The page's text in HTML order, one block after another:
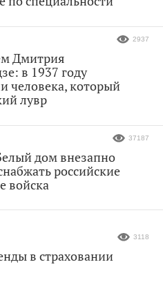
Дмитрия
в 1937 году
человека, который
лувр
2937
дом внезапно
российские
войска
37187
в страховании
3118